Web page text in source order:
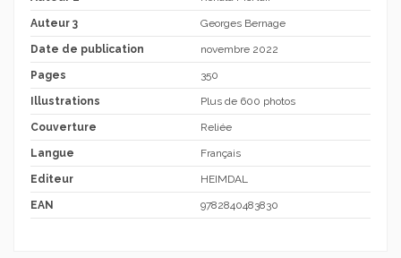
Auteur 3 Georges Bernage
Date de publication novembre 2022
Pages 350
Illustrations Plus de 600 photos
Couverture Reliée
Langue Français
Editeur HEIMDAL
EAN 9782840483830